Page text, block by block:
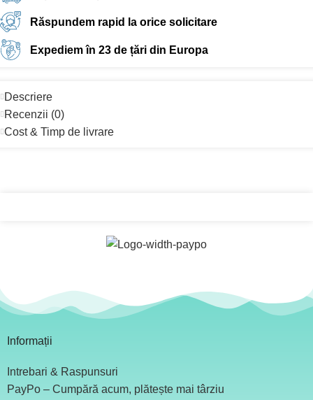
Răspundem rapid la orice solicitare
Expediem în 23 de țări din Europa
Descriere
Recenzii (0)
Cost & Timp de livrare
Informații
Intrebari & Raspunsuri
PayPo – Cumpără acum, plătește mai târziu